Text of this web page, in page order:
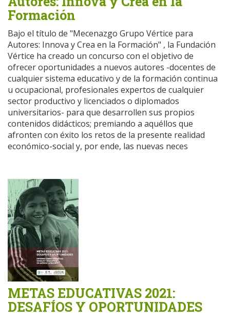
Formación
Bajo el título de "Mecenazgo Grupo Vértice para
Autores: Innova y Crea en la Formación" , la Fundación
Vértice ha creado un concurso con el objetivo de
ofrecer oportunidades a nuevos autores -docentes de
cualquier sistema educativo y de la formación continua
u ocupacional, profesionales expertos de cualquier
sector productivo y licenciados o diplomados
universitarios- para que desarrollen sus propios
contenidos didácticos; premiando a aquéllos que
afronten con éxito los retos de la presente realidad
económico-social y, por ende, las nuevas neces
METAS EDUCATIVAS 2021:
DESAFÍOS Y OPORTUNIDADES